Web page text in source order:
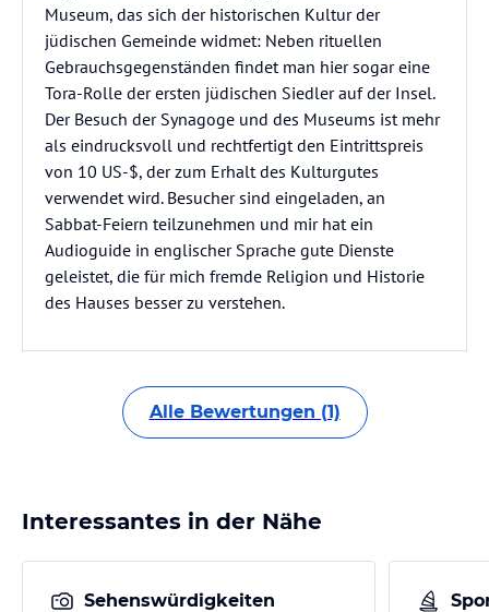
Museum, das sich der historischen Kultur der
jüdischen Gemeinde widmet: Neben rituellen
Gebrauchsgegenständen findet man hier sogar eine
Tora-Rolle der ersten jüdischen Siedler auf der Insel.
Der Besuch der Synagoge und des Museums ist mehr
als eindrucksvoll und rechtfertigt den Eintrittspreis
von 10 US-$, der zum Erhalt des Kulturgutes
verwendet wird. Besucher sind eingeladen, an
Sabbat-Feiern teilzunehmen und mir hat ein
Audioguide in englischer Sprache gute Dienste
geleistet, die für mich fremde Religion und Historie
des Hauses besser zu verstehen.
Alle Bewertungen (1)
Interessantes in der Nähe
Sehenswürdigkeiten